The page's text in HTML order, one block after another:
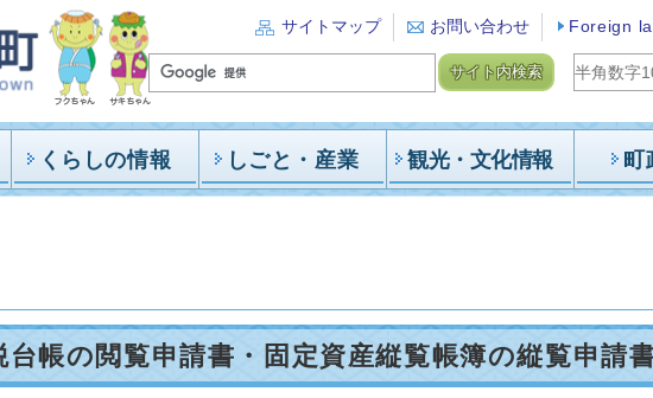
サイトマップ お問い合わせ Foreign
サイト内検索
くらしの情報 しごと・産業 観光・文化情報 町
台帳の閲覧申請書・固定資産縦覧帳簿の縦覧申請